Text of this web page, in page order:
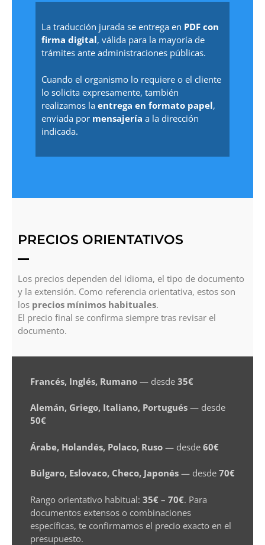
La traducción jurada se entrega en PDF con
firma digital, válida para la mayoría de
trámites ante administraciones públicas.
Cuando el organismo lo requiere o el cliente
lo solicita expresamente, también
realizamos la entrega en formato papel,
enviada por mensajería a la dirección
indicada.
PRECIOS ORIENTATIVOS
Los precios dependen del idioma, el tipo de documento
y la extensión. Como referencia orientativa, estos son
los precios mínimos habituales.
El precio final se confirma siempre tras revisar el
documento.
Francés, Inglés, Rumano — desde 35€
Alemán, Griego, Italiano, Portugués — desde
50€
Árabe, Holandés, Polaco, Ruso — desde 60€
Búlgaro, Eslovaco, Checo, Japonés — desde 70€
Rango orientativo habitual: 35€ – 70€. Para
documentos extensos o combinaciones
específicas, te confirmamos el precio exacto en el
presupuesto.